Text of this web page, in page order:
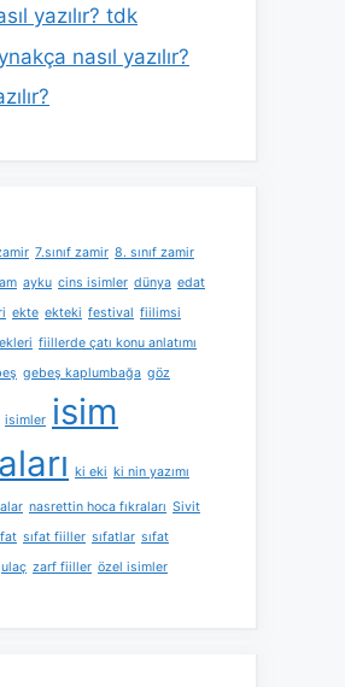
yazılır? tdk
nasıl yazılır?
7.sınıf zamir 8. sınıf zamir
ayku cins isimler dünya edat
ekte ekteki festival fiilimsi
fiillerde çatı konu anlatımı
gebeş kaplumbağa göz
isimler isim
ki eki ki nin yazımı
nasrettin hoca fıkraları Sivit
sıfat fiiller sıfatlar sıfat
ulaç zarf fiiller özel isimler